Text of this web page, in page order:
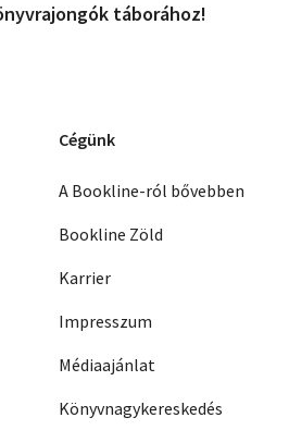
táborához!
Cégünk
A Bookline-ról bővebben
Bookline Zöld
Karrier
Impresszum
Médiaajánlat
Könyvnagykereskedés